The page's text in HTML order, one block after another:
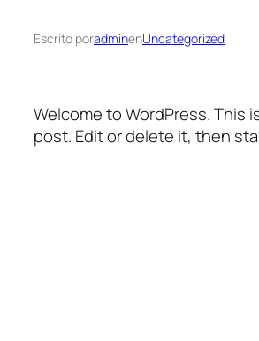
Escrito poradminenUncategorized
Welcome to WordPress. This
post. Edit or delete it, then